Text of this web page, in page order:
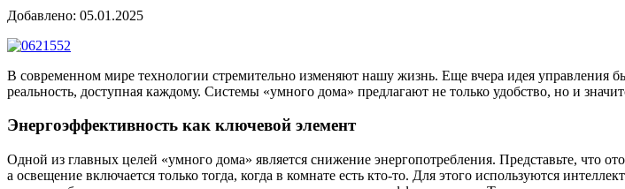
Добавлено: 05.01.2025
В современном мире технологии стремительно изменяют нашу жизнь. Еще вчера идея управления
реальность, доступная каждому. Системы «умного дома» предлагают не только удобство, но и
Энергоэффективность как ключевой элемент
Одной из главных целей «умного дома» является снижение энергопотребления. Представьте, что
а освещение включается только тогда, когда в комнате есть кто-то. Для этого используются